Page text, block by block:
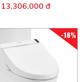
13.306.000 đ
-16%